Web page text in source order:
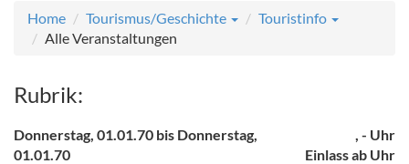
Home Tourismus/Geschichte
Touristinfo
Alle Veranstaltungen
Rubrik:
, - Uhr
Einlass ab Uhr
Donnerstag, 01.01.70 bis Donnerstag,
01.01.70